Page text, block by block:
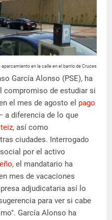
aparcamiento en la calle en el barrio de Cruces
García Alonso (PSE), ha
compromiso de estudiar si
el mes de agosto el pago
a diferencia de lo que
, así como
ciudades. Interrogado
por el activo
, el mandatario ha
mes de vacaciones
adjudicataria así lo
para ver si cabe
García Alonso ha